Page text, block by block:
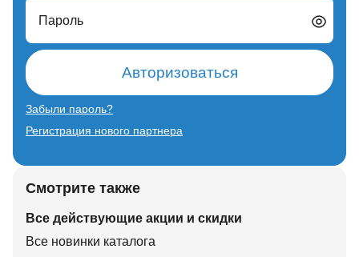
Пароль
Авторизоваться
Забыли пароль?
Регистрация нового партнера
Смотрите также
Все действующие акции и скидки
Все новинки каталога